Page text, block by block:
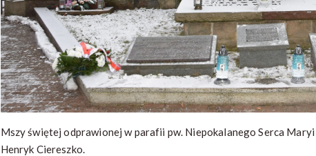
Mszy świętej odprawionej w parafii pw. Niepokalanego Serca Maryi
Henryk Ciereszko.